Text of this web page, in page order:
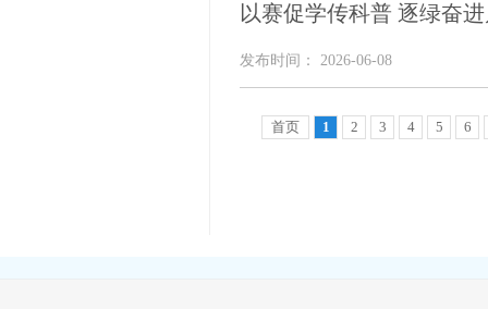
以赛促学传科普 逐绿奋
发布时间： 2026-06-08
首页 1 2 3 4 5 6